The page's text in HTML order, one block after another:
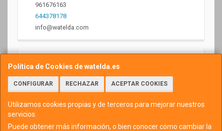
Política de Cookies de watelda.es
CONFIGURAR RECHAZAR ACEPTAR COOKIES
Utilizamos cookies propias y de terceros para mejorar nuestros
servicios.
Puede obtener más información, o bien conocer cómo cambiar la
961676163
644378178
info@watelda.com